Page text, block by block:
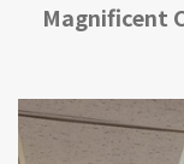
Magnificent